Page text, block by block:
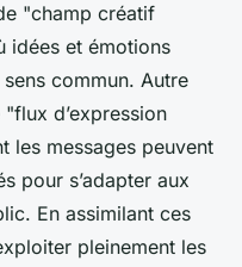
"champ créatif
idées et émotions
commun. Autre
d’expression
les messages peuvent
pour s’adapter aux
En assimilant ces
pleinement les